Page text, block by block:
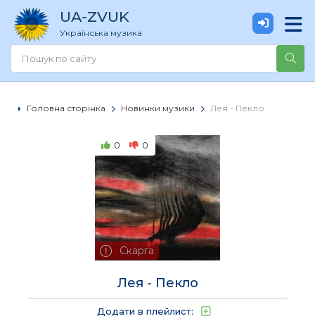
UA-ZVUK
Українська музика
Головна сторінка Новинки музики Лея - Пекло
0 0
Скарга
Лея - Пекло
Додати в плейлист: